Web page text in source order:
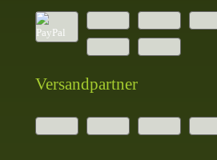
Versandpartner